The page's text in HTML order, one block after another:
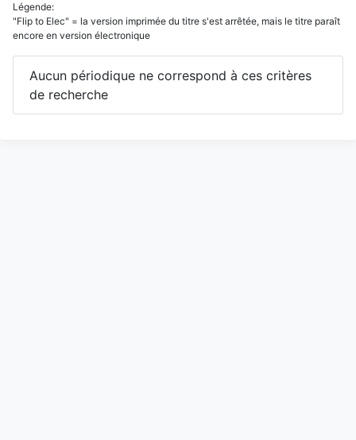
Légende:
"Flip to Elec" = la version imprimée du titre s'est arrêtée, mais le titre paraît
encore en version électronique
Aucun périodique ne correspond à ces critères
de recherche